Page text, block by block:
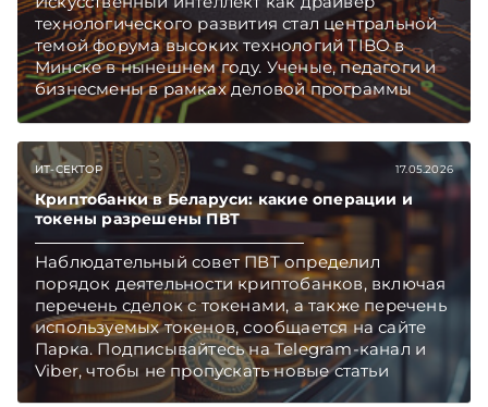
технологического развития стал центральной
темой форума высоких технологий TIBO в
Минске в нынешнем году. Ученые, педагоги и
бизнесмены в рамках деловой программы
констатировали, что ИИ-технологии
модели будет регулироваться их
использование в Беларуси, ясности нет до сих
пор. Обзор экспертной дискуссии подготовила
«ЭГ». Подписывайтесь на Telegram‑канал и
Viber. Главное об экономике Беларуси —
раньше, чем в новостях TelegramViber
ИТ-СЕКТОР 17.05.2026
Криптобанки в Беларуси: какие операции и
токены разрешены ПВТ
Наблюдательный совет ПВТ определил
порядок деятельности криптобанков, включая
перечень сделок с токенами, а также перечень
используемых токенов, сообщается на сайте
Парка. Подписывайтесь на Telegram‑канал и
Viber, чтобы не пропускать новые статьи
TelegramViber